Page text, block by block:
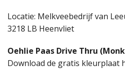
Locatie: Melkveebedrijf van
3218 LB Heenvliet
Oehlie Paas Drive Thru
Download de gratis kleurplaat